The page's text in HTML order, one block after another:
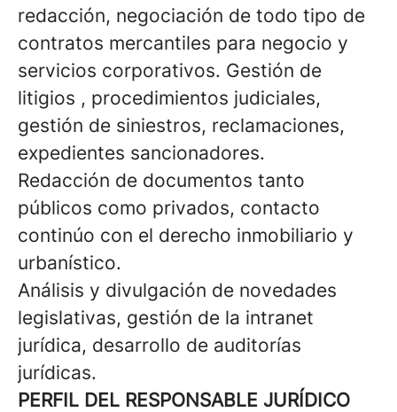
redacción, negociación de todo tipo de
contratos mercantiles para negocio y
servicios corporativos. Gestión de
litigios , procedimientos judiciales,
gestión de siniestros, reclamaciones,
expedientes sancionadores.
Redacción de documentos tanto
públicos como privados, contacto
continúo con el derecho inmobiliario y
urbanístico.
Análisis y divulgación de novedades
legislativas, gestión de la intranet
jurídica, desarrollo de auditorías
jurídicas.
PERFIL DEL RESPONSABLE JURÍDICO